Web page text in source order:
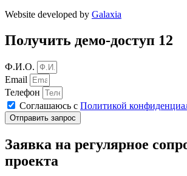
Website developed by Galaxia
Получить демо-доступ 12
Ф.И.О.
Email
Телефон
Соглашаюсь с Политикой
Отправить запрос
Заявка на регулярное
проекта